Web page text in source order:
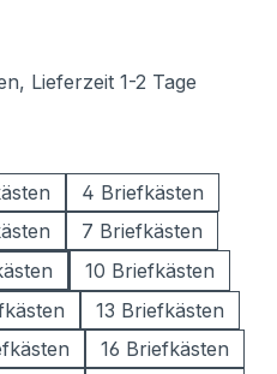
Lieferzeit 1-2 Tage
4 Briefkästen
7 Briefkästen
10 Briefkästen
13 Briefkästen
16 Briefkästen